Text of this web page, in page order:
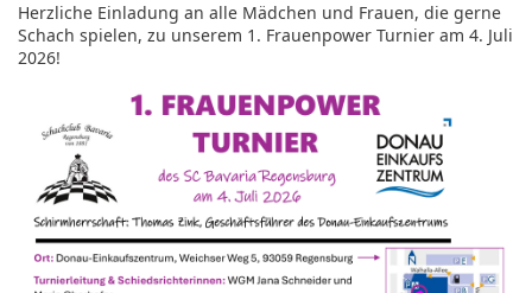
Herzliche Einladung an alle Mädchen und Frauen, die gerne
Schach spielen, zu unserem 1. Frauenpower Turnier am 4. Juli
2026!